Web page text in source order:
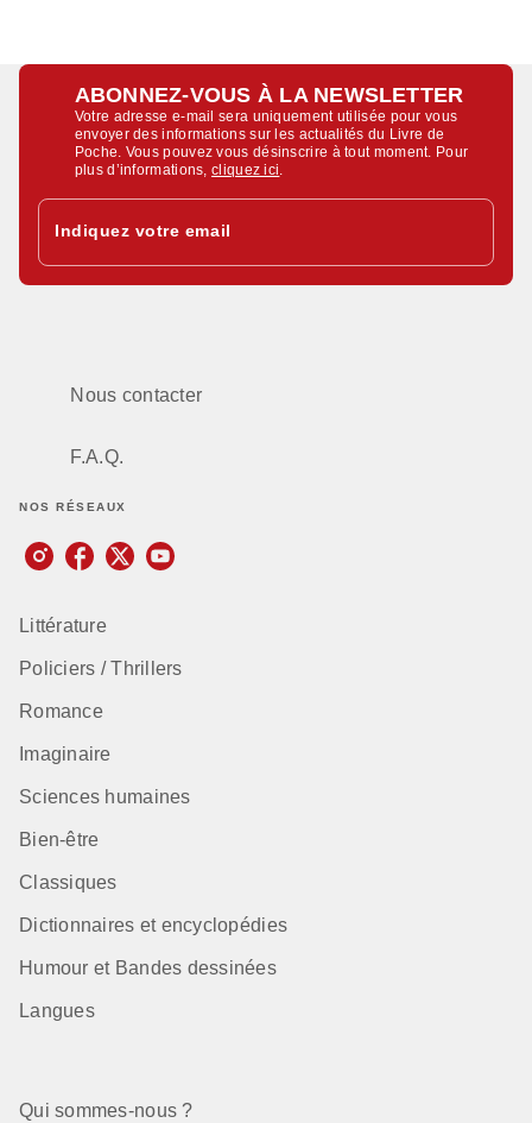
ABONNEZ-VOUS À LA NEWSLETTER
Votre adresse e-mail sera uniquement utilisée pour vous
envoyer des informations sur les actualités du Livre de
Poche. Vous pouvez vous désinscrire à tout moment. Pour
plus d’informations,cliquez ici
Indiquez votre email
Nous contacter
F.A.Q.
NOS RÉSEAUX
Littérature
Policiers / Thrillers
Romance
Imaginaire
Sciences humaines
Bien-être
Classiques
Dictionnaires et encyclopédies
Humour et Bandes dessinées
Langues
Qui sommes-nous ?